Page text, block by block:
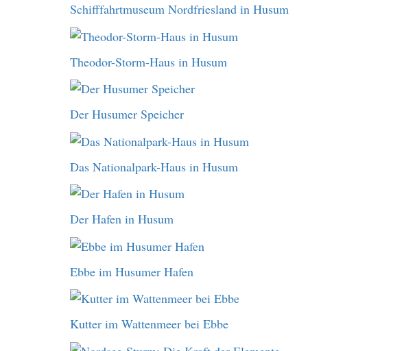
Schifffahrtmuseum Nordfriesland in Husum
Theodor-Storm-Haus in Husum
Der Husumer Speicher
Das Nationalpark-Haus in Husum
Der Hafen in Husum
Ebbe im Husumer Hafen
Kutter im Wattenmeer bei Ebbe